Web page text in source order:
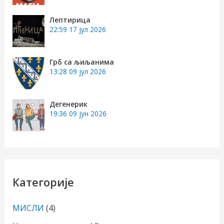
:
Лептирица
22:59 17 јул 2026
Грб са љиљанима
13:28 09 јул 2026
Дегенерик
19:36 09 јун 2026
Категорије
МИСЛИ (4)